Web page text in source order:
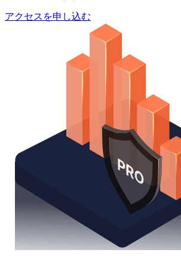
アクセスを申し込む